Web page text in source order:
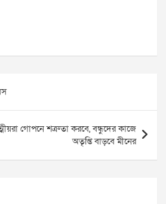
গোপনে শত্রুতা করবে, বন্ধুদের কাজে
অতৃপ্তি বাড়বে মীনের